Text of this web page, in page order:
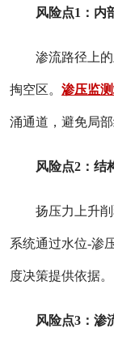
风险点1 ：内
渗流路径上
掏空区。 渗压监
涌通道，避免局部
风险点2 ：结
扬压力上升
系统通过水位-渗
度决策提供依据。
风险点3 ：渗